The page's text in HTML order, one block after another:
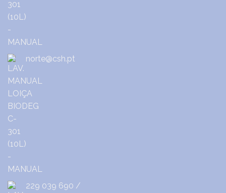
norte@csh.pt
229 039 690 /